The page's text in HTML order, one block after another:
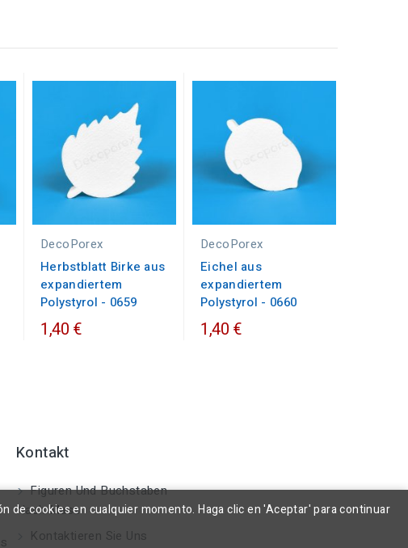
DecoPorex
Herbstblatt Birke aus
expandiertem
Polystyrol - 0659
1,40 €
DecoPorex
Eichel aus
expandiertem
Polystyrol - 0660
1,40 €
Kontakt
Figuren Und Buchstaben
Nach Mass
Kontaktieren Sie Uns
cookies en cualquier momento. Haga clic en 'Aceptar' para continuar